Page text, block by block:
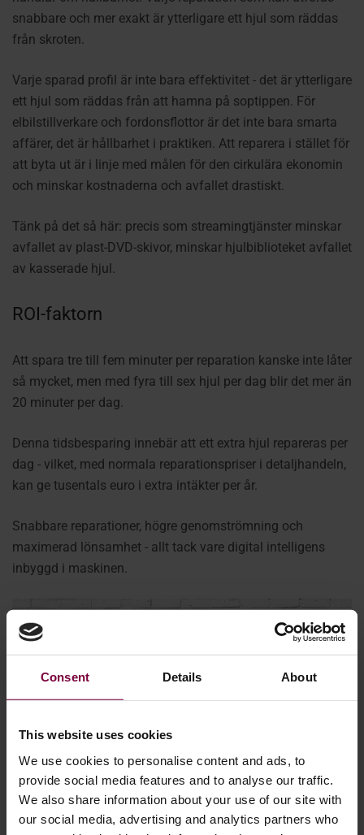
Consent Details About
This website uses cookies
We use cookies to personalise content and ads, to
provide social media features and to analyse our traffic.
We also share information about your use of our site with
our social media, advertising and analytics partners who
snabbare och mer exakt är ytterligare ett hjul som räddas
från skroten.
Varje sparad profil är inte bara effektivitet - det är ytterligare
ett hjul som räddas från att hamna på soptippen. För
elbilstillverkare och fordonsflottor är det inte bara smarta
affärer, det är hållbarhet i praktiken. Att reparera i stället för
att byta ut är i linje med målen för den cirkulära ekonomin
och minskar kostnaderna och avfallet drastiskt.
Tänk på det så här: precis som streamingtjänster minskar
avfallet av plast-DVD-skivor, minskar hjulbiblioteket avfallet
av kasserade hjul.
ROI-faktorn
Att spara tre till fem minuter per reparation kanske inte låter
så mycket, men med fyra till sex hjul per dag blir det mer än
20 minuter per dag.
Denna tidsbesparing innebär att ett extra hjul repareras per
dag - vilket, med normala reparationspriser i detaljhandeln,
kan ge tusentals euro i extra intäkter per år.
Snabbare reparationer, högre genomströmning och
maximerad lönsamhet - allt tack vare digital intelligens
inbyggd i maskinen.